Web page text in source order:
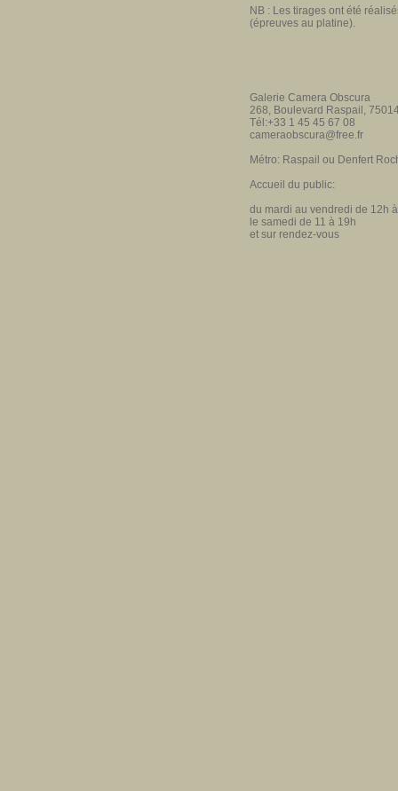
NB : Les tirages ont été
(épreuves au platine).
Galerie Camera Obscura
268, Boulevard Raspail,
Tél:+33 1 45 45 67 08
cameraobscura@free.fr
Métro: Raspail ou Denfert
Accueil du public:
du mardi au vendredi de 12h
le samedi de 11 à 19h
et sur rendez-vous